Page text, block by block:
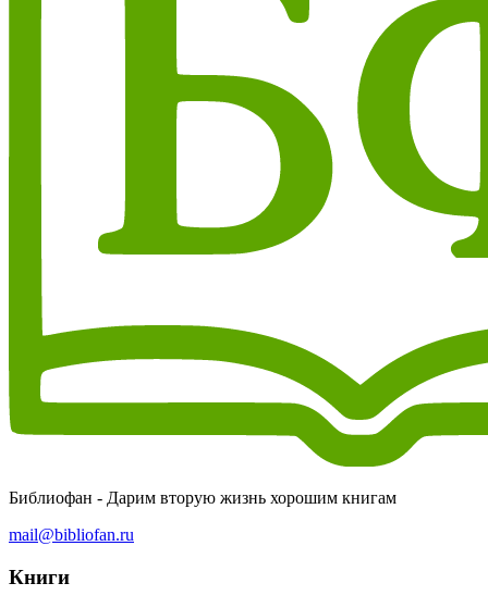
Библиофан - Дарим вторую жизнь хорошим книгам
mail@bibliofan.ru
Книги